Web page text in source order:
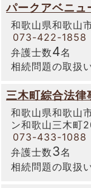
パークアベニュ
和歌山県和歌山
073-422-1858
弁護士数4名
相続問題の取扱
三木町綜合法律
和歌山県和歌山
ン和歌山三木町
073-433-1088
弁護士数3名
相続問題の取扱